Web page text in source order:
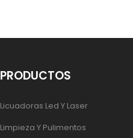
PRODUCTOS
Licuadoras Led Y Laser
Limpieza Y Pulimentos